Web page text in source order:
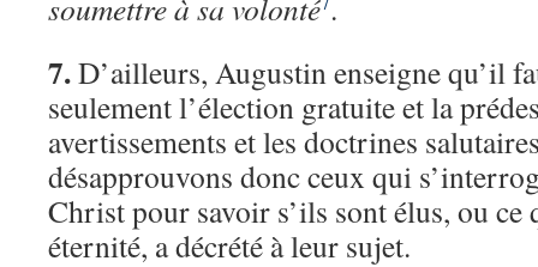
soumettre à sa volonté .
7.D’ailleurs, Augustin enseigne qu’il
seulement l’élection gratuite et la
avertissements et les doctrines
désapprouvons donc ceux qui
Christ pour savoir s’ils sont élus, ou ce
éternité, a décrété à leur sujet.